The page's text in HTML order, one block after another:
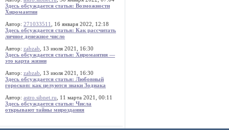
Здесь обсуждается статья: Возможности
Хиромантии
Автор: 271033511
, 16 января 2022, 12:18
Здесь обсуждается статья: Как рассчитать
личное денежное число
Автор: zabzab , 13 июля 2021, 16:30
Здесь обсуждается статья: Хиромантия —
это карта жизни
Автор: zabzab , 13 июля 2021, 16:30
Здесь обсуждается статья: Любовный
гороскоп: как целуются знаки Зодиака
Автор: astro.sibnet.ru , 11 марта 2021, 00:11
Здесь обсуждается статья: Числа
открывают тайны мироздания